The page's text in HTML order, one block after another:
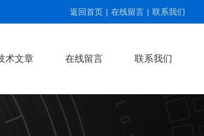
返回首页 | 在线留言 | 联系我们
术文章 在线留言 联系我们